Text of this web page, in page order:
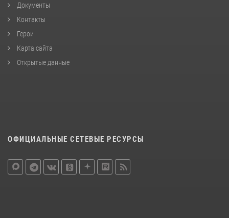
Документы
Контакты
Герои
Карта сайта
Открытые данные
ОФИЦИАЛЬНЫЕ СЕТЕВЫЕ РЕСУРСЫ